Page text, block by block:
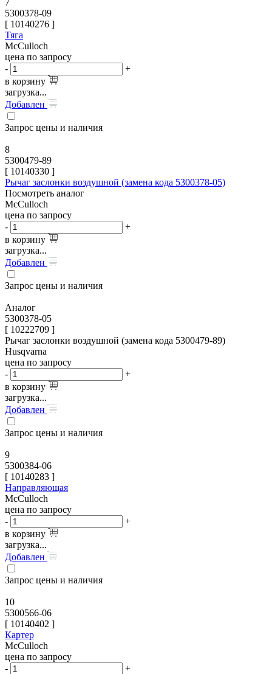
5300378-09
[ 10140276 ]
Тяга
McCulloch
цена по запросу
-
+
в корзину
загрузка...
Добавлен
Запрос цены и наличия
8
5300479-89
[ 10140330 ]
Рычаг заслонки воздушной (замена кода 5300378-05)
Посмотреть аналог
McCulloch
цена по запросу
-
+
в корзину
загрузка...
Добавлен
Запрос цены и наличия
Аналог
5300378-05
[ 10222709 ]
Рычаг заслонки воздушной (замена кода 5300479-89)
Husqvarna
цена по запросу
-
+
в корзину
загрузка...
Добавлен
Запрос цены и наличия
9
5300384-06
[ 10140283 ]
Направляющая
McCulloch
цена по запросу
-
+
в корзину
загрузка...
Добавлен
Запрос цены и наличия
10
5300566-06
[ 10140402 ]
Картер
McCulloch
цена по запросу
-
+